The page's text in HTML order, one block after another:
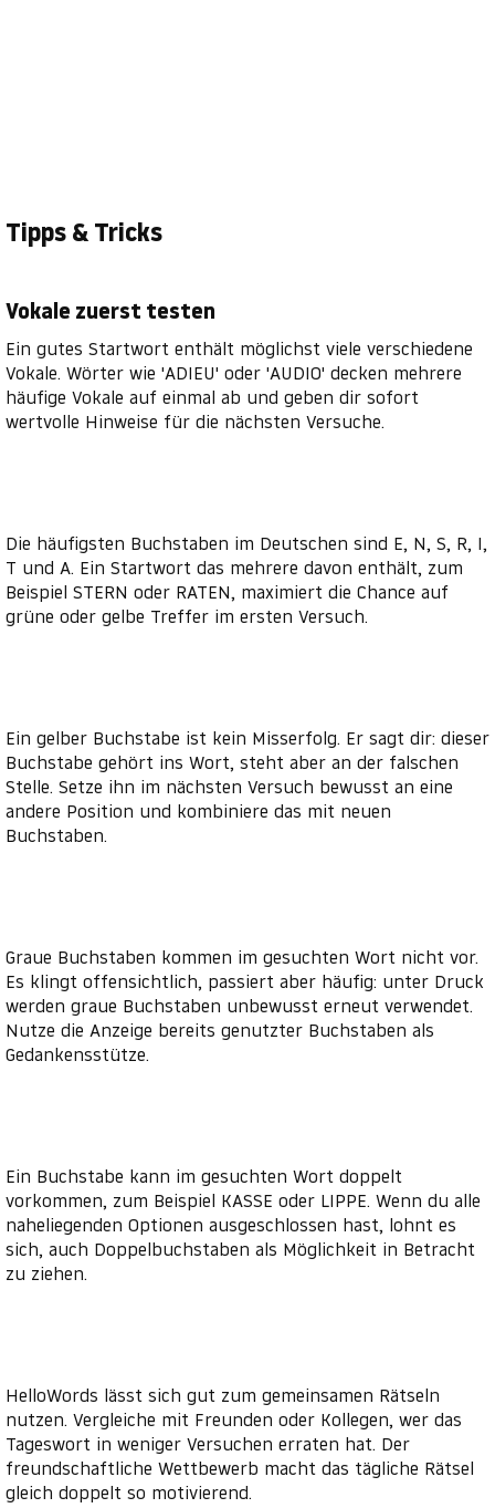
Tipps & Tricks
Vokale zuerst testen
Ein gutes Startwort enthält möglichst viele verschiedene
Vokale. Wörter wie 'ADIEU' oder 'AUDIO' decken mehrere
häufige Vokale auf einmal ab und geben dir sofort
wertvolle Hinweise für die nächsten Versuche.
Die häufigsten Buchstaben im Deutschen sind E, N, S, R, I,
T und A. Ein Startwort das mehrere davon enthält, zum
Beispiel STERN oder RATEN, maximiert die Chance auf
grüne oder gelbe Treffer im ersten Versuch.
Ein gelber Buchstabe ist kein Misserfolg. Er sagt dir: dieser
Buchstabe gehört ins Wort, steht aber an der falschen
Stelle. Setze ihn im nächsten Versuch bewusst an eine
andere Position und kombiniere das mit neuen
Buchstaben.
Graue Buchstaben kommen im gesuchten Wort nicht vor.
Es klingt offensichtlich, passiert aber häufig: unter Druck
werden graue Buchstaben unbewusst erneut verwendet.
Nutze die Anzeige bereits genutzter Buchstaben als
Gedankensstütze.
Ein Buchstabe kann im gesuchten Wort doppelt
vorkommen, zum Beispiel KASSE oder LIPPE. Wenn du alle
naheliegenden Optionen ausgeschlossen hast, lohnt es
sich, auch Doppelbuchstaben als Möglichkeit in Betracht
zu ziehen.
HelloWords lässt sich gut zum gemeinsamen Rätseln
nutzen. Vergleiche mit Freunden oder Kollegen, wer das
Tageswort in weniger Versuchen erraten hat. Der
freundschaftliche Wettbewerb macht das tägliche Rätsel
gleich doppelt so motivierend.